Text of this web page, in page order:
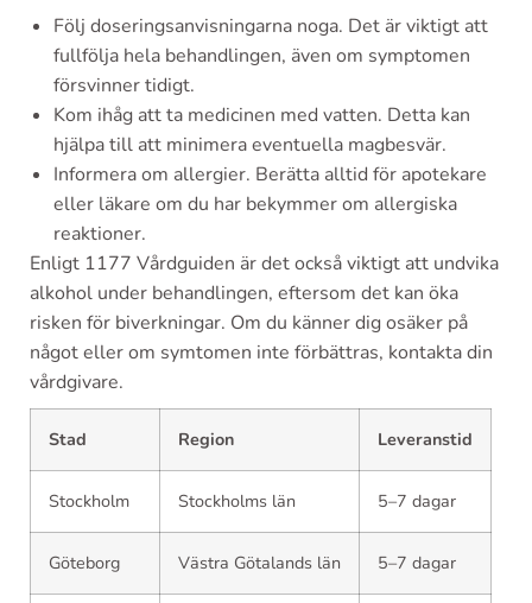
Följ doseringsanvisningarna noga. Det är viktigt att
fullfölja hela behandlingen, även om symptomen
försvinner tidigt.
Kom ihåg att ta medicinen med vatten. Detta kan
hjälpa till att minimera eventuella magbesvär.
Informera om allergier. Berätta alltid för apotekare
eller läkare om du har bekymmer om allergiska
reaktioner.
Enligt 1177 Vårdguiden är det också viktigt att undvika
alkohol under behandlingen, eftersom det kan öka
risken för biverkningar. Om du känner dig osäker på
något eller om symtomen inte förbättras, kontakta din
vårdgivare.
Stad Region Leveranstid
Stockholm Stockholms län 5–7 dagar
Göteborg Västra Götalands län 5–7 dagar